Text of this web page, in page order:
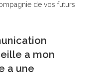
de vos futurs
a mon
a une